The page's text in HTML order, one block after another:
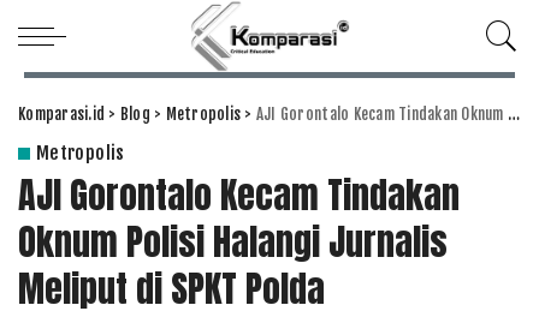
Komparasi.id > Blog > Metropolis > AJI Gorontalo Kecam Tindakan Oknum Polisi Halangi Jurnalis Meliput di SPKT Polda
Metropolis
AJI Gorontalo Kecam Tindakan
Oknum Polisi Halangi Jurnalis
Meliput di SPKT Polda